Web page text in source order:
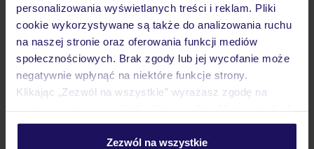
personalizowania wyświetlanych treści i reklam. Pliki
cookie wykorzystywane są także do analizowania ruchu
na naszej stronie oraz oferowania funkcji mediów
społecznościowych. Brak zgody lub jej wycofanie może
negatywnie wpłynąć na niektóre funkcje strony.
Klikając „Zezwól na wszystkie” wyrażasz zgodę na
personalizować swój wybór wchodząc w zakładkę
Zezwól na wszystkie
Wyżywienie
Atrakcje
Ważne informacje